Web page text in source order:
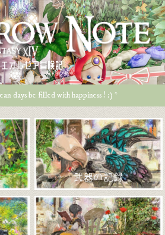
エオルゼア冒険記
days be filled with happiness ! :) *
武器の記録